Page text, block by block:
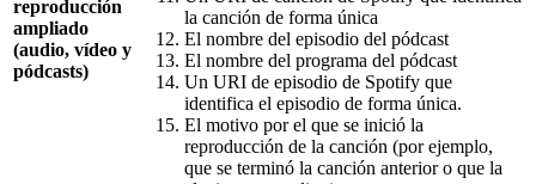
reproducción
ampliado
(audio, vídeo y
pódcasts)
la canción de forma única
El nombre del episodio del pódcast
El nombre del programa del pódcast
Un URI de episodio de Spotify que
identifica el episodio de forma única.
El motivo por el que se inició la
reproducción de la canción (por ejemplo,
que se terminó la canción anterior o que la